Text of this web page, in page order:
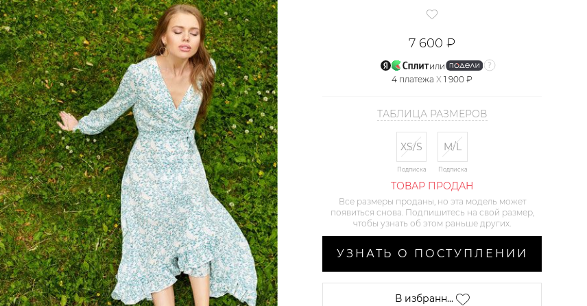
7 600 ₽
или
4 платежаX 1 900 ₽
ТАБЛИЦА РАЗМЕРОВ
XS/S
Подписка
M/L
Подписка
ТОВАР ПРОДАН
Все размеры проданы, но эта модель может
появиться снова. Подпишитесь на свой размер,
чтобы узнать об этом раньше других.
УЗНАТЬ О ПОСТУПЛЕНИИ
В избранн...